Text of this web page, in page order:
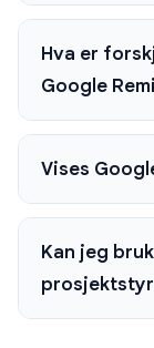
Hva er
Google
Vises
Kan jeg